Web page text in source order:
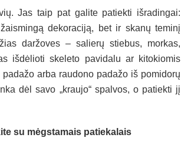
Jas taip pat galite patiekti išradingai:
dekoraciją, bet ir skanų teminį
daržoves – salierų stiebus, morkas,
išdėlioti skeleto pavidalu ar kitokiomis
arba raudono padažo iš pomidorų
dėl savo „kraujo“ spalvos, o patiekti jį
su mėgstamais patiekalais